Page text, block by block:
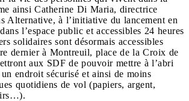
ainsi Catherine Di Maria, directrice
Alternative, à l’initiative du lancement en
l’espace public et accessibles 24 heures
solidaires sont désormais accessibles
dernier à Montreuil, place de la Croix de
aux SDF de pouvoir mettre à l’abri
endroit sécurisé et ainsi de moins
quotidiens de vol (papiers, argent,